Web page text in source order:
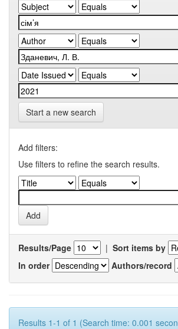
Start a new search
Add filters:
Use filters to refine the search results.
Results/Page | Sort items by
In order
Authors/record
Results 1-1 of 1 (Search time: 0.001